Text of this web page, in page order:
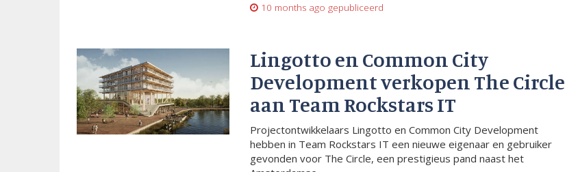
10 months ago gepubliceerd
Lingotto en Common City
Development verkopen The Circle
aan Team Rockstars IT
Projectontwikkelaars Lingotto en Common City Development
hebben in Team Rockstars IT een nieuwe eigenaar en gebruiker
gevonden voor The Circle, een prestigieus pand naast het